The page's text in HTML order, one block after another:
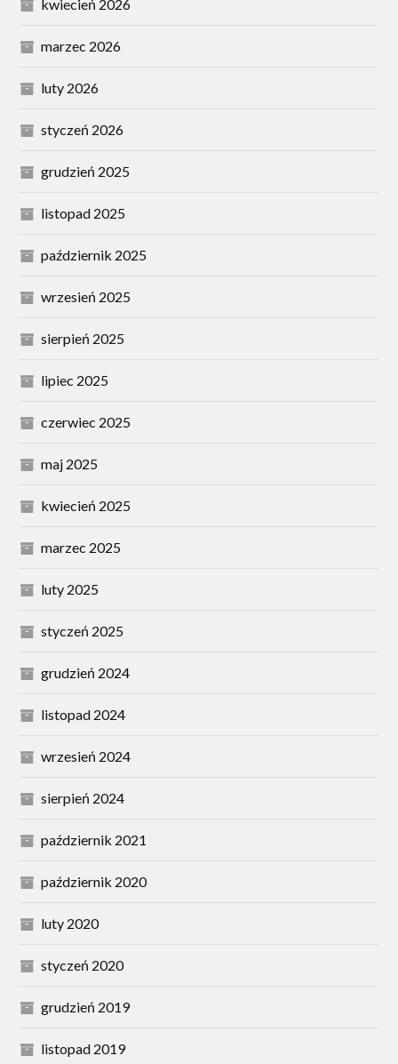
kwiecień 2026
marzec 2026
luty 2026
styczeń 2026
grudzień 2025
listopad 2025
październik 2025
wrzesień 2025
sierpień 2025
lipiec 2025
czerwiec 2025
maj 2025
kwiecień 2025
marzec 2025
luty 2025
styczeń 2025
grudzień 2024
listopad 2024
wrzesień 2024
sierpień 2024
październik 2021
październik 2020
luty 2020
styczeń 2020
grudzień 2019
listopad 2019